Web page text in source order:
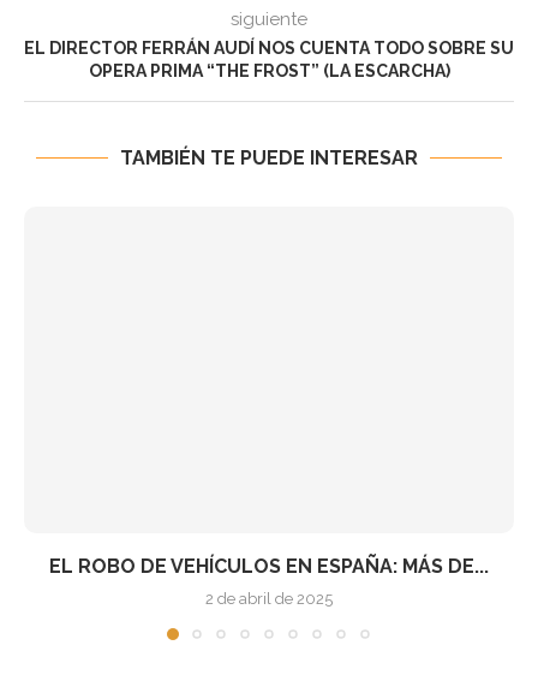
siguiente
EL DIRECTOR FERRÁN AUDÍ NOS CUENTA TODO SOBRE SU
OPERA PRIMA “THE FROST” (LA ESCARCHA)
TAMBIÉN TE PUEDE INTERESAR
BYD REVOLUCIONA LA CARGA ULTRARRÁPIDA: 400
KM DE...
18 de marzo de 2025